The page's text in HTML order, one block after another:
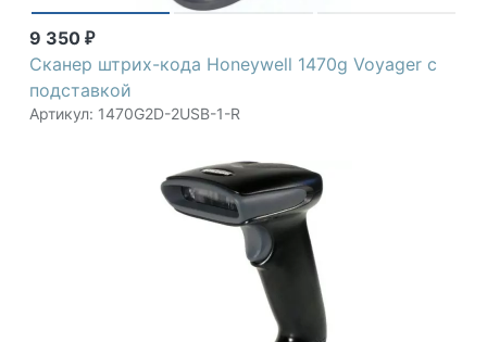
9 350 ₽
Сканер штрих-кода Honeywell 1470g Voyager с
подставкой
Артикул: 1470G2D-2USB-1-R